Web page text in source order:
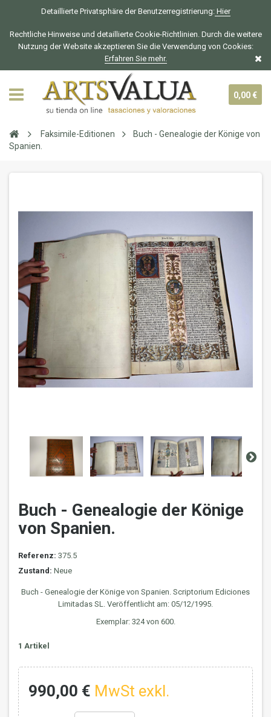
Detaillierte Privatsphäre der Benutzerregistrierung:Hier
Rechtliche Hinweise und detaillierte Cookie-Richtlinien. Durch die weitere
Nutzung der Website akzeptieren Sie die Verwendung von Cookies:
Erfahren Sie mehr.
0,00 €
Faksimile-Editionen
Buch - Genealogie der Könige von
Spanien.
Buch - Genealogie der Könige
von Spanien.
Referenz: 375.5
Zustand: Neue
Buch - Genealogie der Könige von Spanien. Scriptorium Ediciones
Limitadas SL. Veröffentlicht am: 05/12/1995.
Exemplar: 324 von 600.
1 Artikel
990,00 € MwSt exkl.